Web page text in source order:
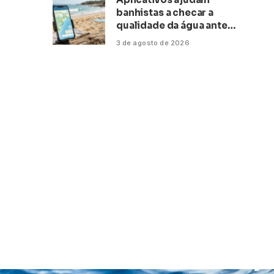
banhistas a checar a
qualidade da água antes
de ir à praia
3 de agosto de 2026